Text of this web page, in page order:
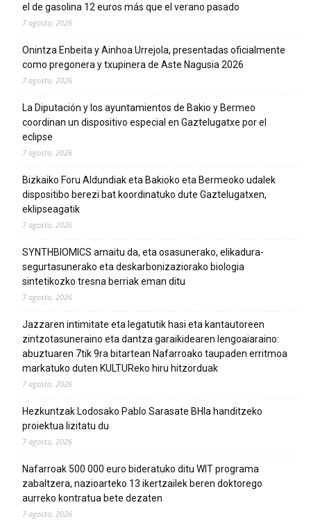
el de gasolina 12 euros más que el verano pasado
7 agosto, 2026
Onintza Enbeita y Ainhoa Urrejola, presentadas oficialmente
como pregonera y txupinera de Aste Nagusia 2026
7 agosto, 2026
La Diputación y los ayuntamientos de Bakio y Bermeo
coordinan un dispositivo especial en Gaztelugatxe por el
eclipse
7 agosto, 2026
Bizkaiko Foru Aldundiak eta Bakioko eta Bermeoko udalek
dispositibo berezi bat koordinatuko dute Gaztelugatxen,
eklipseagatik
7 agosto, 2026
SYNTHBIOMICS amaitu da, eta osasunerako, elikadura-
segurtasunerako eta deskarbonizaziorako biologia
sintetikozko tresna berriak eman ditu
7 agosto, 2026
Jazzaren intimitate eta legatutik hasi eta kantautoreen
zintzotasuneraino eta dantza garaikidearen lengoaiaraino:
abuztuaren 7tik 9ra bitartean Nafarroako taupaden erritmoa
markatuko duten KULTUReko hiru hitzorduak
7 agosto, 2026
Hezkuntzak Lodosako Pablo Sarasate BHIa handitzeko
proiektua lizitatu du
7 agosto, 2026
Nafarroak 500 000 euro bideratuko ditu WIT programa
zabaltzera, nazioarteko 13 ikertzailek beren doktorego
aurreko kontratua bete dezaten
7 agosto, 2026